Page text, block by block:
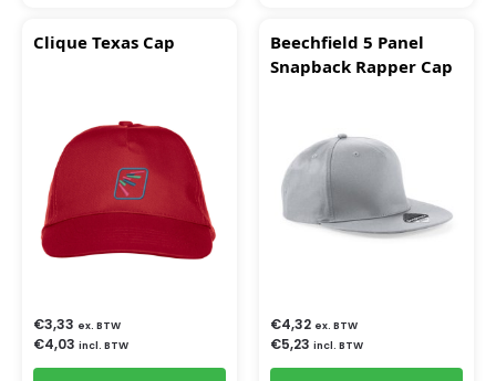
Clique Texas Cap
€3,33 ex. BTW
€4,03 incl. BTW
Beechfield 5 Panel
Snapback Rapper Cap
€4,32 ex. BTW
€5,23 incl. BTW